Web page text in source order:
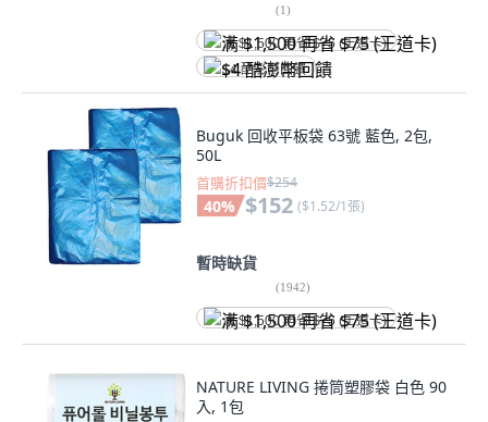
(1)
满 $1,500 再省 $75 (王道卡)
$4 酷澎幣回饋
Buguk 回收平板袋 63號 藍色, 2包,
50L
首購折扣價$254
40% $152 ($1.52/1張)
暫時缺貨
(1942)
满 $1,500 再省 $75 (王道卡)
NATURE LIVING 捲筒塑膠袋 白色 90
入, 1包